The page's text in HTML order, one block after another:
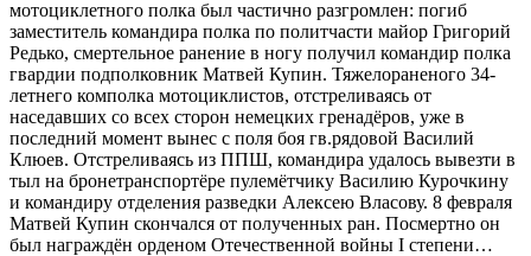
мотоциклетного полка был частично разгромлен: погиб
заместитель командира полка по политчасти майор Григорий
Редько, смертельное ранение в ногу получил командир полка
гвардии подполковник Матвей Купин. Тяжелораненого 34-
летнего комполка мотоциклистов, отстреливаясь от
наседавших со всех сторон немецких гренадёров, уже в
последний момент вынес с поля боя гв.рядовой Василий
Клюев. Отстреливаясь из ППШ, командира удалось вывезти в
тыл на бронетранспортёре пулемётчику Василию Курочкину
и командиру отделения разведки Алексею Власову. 8 февраля
Матвей Купин скончался от полученных ран. Посмертно он
был награждён орденом Отечественной войны I степени…